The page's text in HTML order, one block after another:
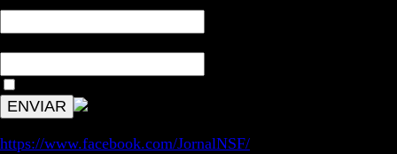
https://www.facebook.com/JornalNSF/